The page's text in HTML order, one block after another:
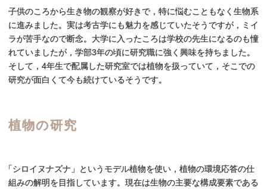
子供のころから生き物の観察が好きで，特に悩むこともなく生物系
に進みました。実は考古学にも魅力を感じていたそうですが，ミイ
ラが苦手なので断念。大学に入ったころは学校の先生になるのも憧
れていましたが，学部3年の頃に研究職に強く興味を持ちました。
そして，4年生で配属した研究室では植物を扱っていて，そこでの
研究が面白くて今も続けているそうです。
植物の研究
「シロイヌナズナ」というモデル植物を使い，植物の環境応答の仕
組みの解明を目指しています。現在は生物の主要な構成要素である